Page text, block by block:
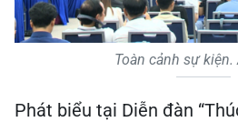
Toàn cảnh sự kiện.
Phát biểu tại Diễn đàn